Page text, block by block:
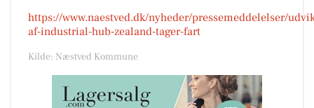
https://www.naestved.dk/nyheder/pressemeddelelser/
af-industrial-hub-zealand-tager-fart
Kilde: Næstved Kommune